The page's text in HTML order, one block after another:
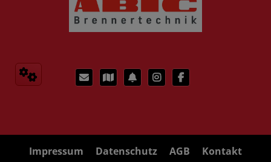
Impressum Datenschutz AGB Kontakt